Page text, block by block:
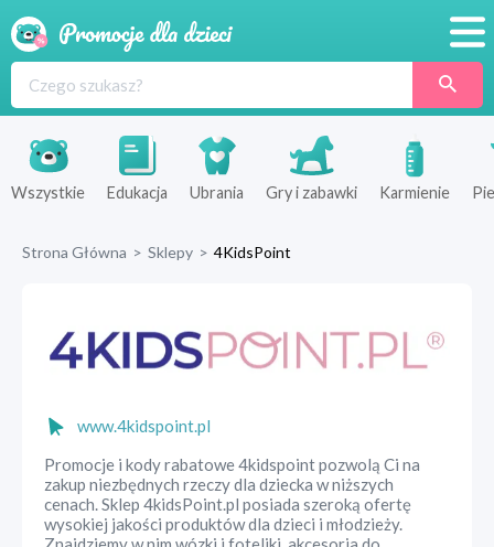
Produkty
Sklepy
Wszystkie Edukacja Ubrania Gry i zabawki Karmienie
Strona Główna > Sklepy > 4KidsPoint
www.4kidspoint.pl
Promocje i kody rabatowe 4kidspoint pozwolą Ci na
zakup niezbędnych rzeczy dla dziecka w niższych
cenach. Sklep 4kidsPoint.pl posiada szeroką ofertę
wysokiej jakości produktów dla dzieci i młodzieży.